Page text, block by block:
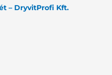
– DryvitProfi Kft.